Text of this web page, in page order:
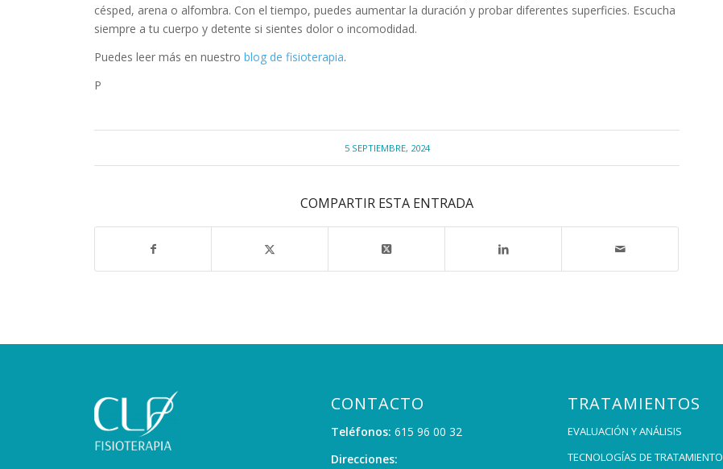
césped, arena o alfombra. Con el tiempo, puedes aumentar la duración y probar diferentes superficies. Escucha
siempre a tu cuerpo y detente si sientes dolor o incomodidad.
Puedes leer más en nuestroblog de fisioterapia.
P
5 SEPTIEMBRE, 2024
COMPARTIR ESTA ENTRADA
CONTACTO
Teléfonos: 615 96 00 32
Direcciones:
TRATAMIENTOS
EVALUACIÓN Y ANÁLISIS
TECNOLOGÍAS DE TRATAMIENTO